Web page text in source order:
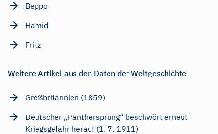
Beppo
Hamid
Fritz
Weitere Artikel aus den Daten der Weltgeschichte
Großbritannien (1859)
Deutscher „Panthersprung“ beschwört erneut
Kriegsgefahr herauf (1. 7. 1911)